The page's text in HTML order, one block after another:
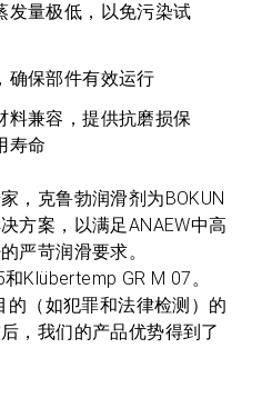
发量极低，以免污染试
确保部件有效运行
料兼容，提供抗磨损保
寿命
，克鲁勃润滑剂为BOKUN
方案，以满足ANAEW中高
严苛润滑要求。
Klübertemp GR M 07。
的（如犯罪和法律检测）的
，我们的产品优势得到了